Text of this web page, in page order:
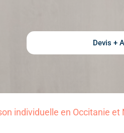
Devis +
individuelle en Occitanie et